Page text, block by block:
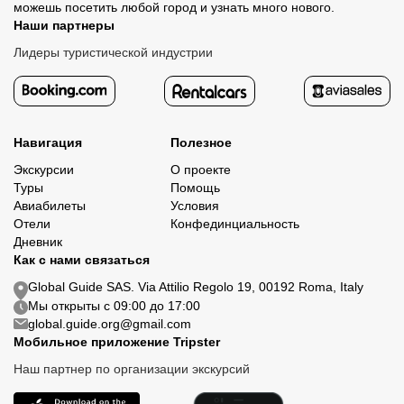
можешь посетить любой город и узнать много нового.
Наши партнеры
Лидеры туристической индустрии
Навигация
Экскурсии
Туры
Авиабилеты
Отели
Дневник
Полезное
О проекте
Помощь
Условия
Конфединциальность
Как с нами связаться
Global Guide SAS. Via Attilio Regolo 19, 00192 Roma, Italy
Мы открыты с 09:00 до 17:00
global.guide.org@gmail.com
Мобильное приложение Tripster
Наш партнер по организации экскурсий